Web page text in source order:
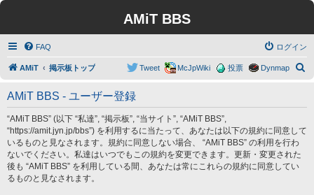
AMiT BBS
FAQ ログイン
AMiT 掲示板トップ Dynmap
投票
McJpWiki
Tweet
AMiT BBS - ユーザー登録
“AMiT BBS” (以下 “私達”, “掲示板”, “当サイト”, “AMiT BBS”,
“https://amit.jyn.jp/bbs”) を利用するに当たって、あなたは以下の規約に同意して
いるものと見なされます。規約に同意しない場合、 “AMiT BBS” の利用を行わ
ないでください。私達はいつでもこの規約を変更できます。更新・変更された
後も “AMiT BBS” を利用している間、あなたは常にこれらの規約に同意してい
るものと見なされます。